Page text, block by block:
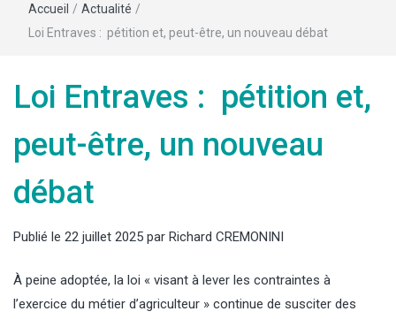
Accueil / Actualité /
Loi Entraves : pétition et, peut-être, un nouveau débat
Loi Entraves : pétition et,
peut-être, un nouveau
débat
Publié le 22 juillet 2025 par Richard CREMONINI
À peine adoptée, la loi « visant à lever les contraintes à
l’exercice du métier d’agriculteur » continue de susciter des